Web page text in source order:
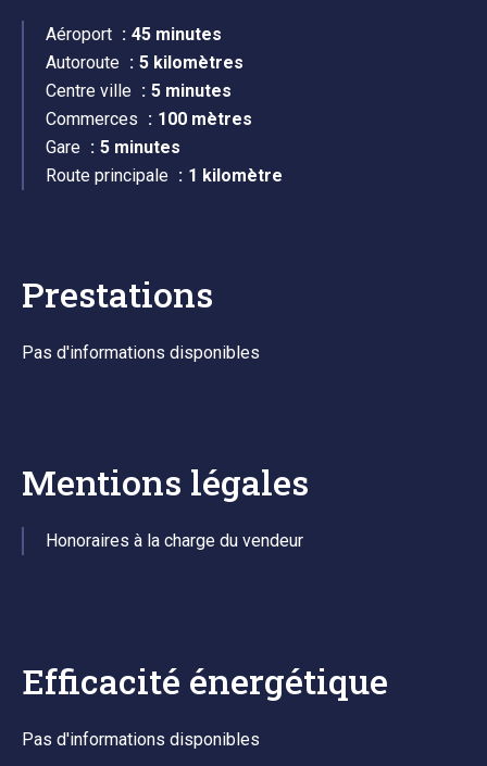
Aéroport
45 minutes
Autoroute
5 kilomètres
Centre ville
5 minutes
Commerces
100 mètres
Gare
5 minutes
Route principale
1 kilomètre
Prestations
Pas d'informations disponibles
Mentions légales
Honoraires à la charge du vendeur
Efficacité énergétique
Pas d'informations disponibles